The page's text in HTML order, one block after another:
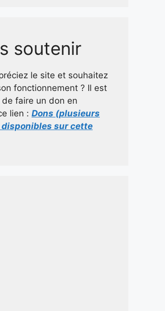
soutenir
le site et souhaitez
fonctionnement ? Il est
faire un don en
lien : Dons (plusieurs
disponibles sur cette